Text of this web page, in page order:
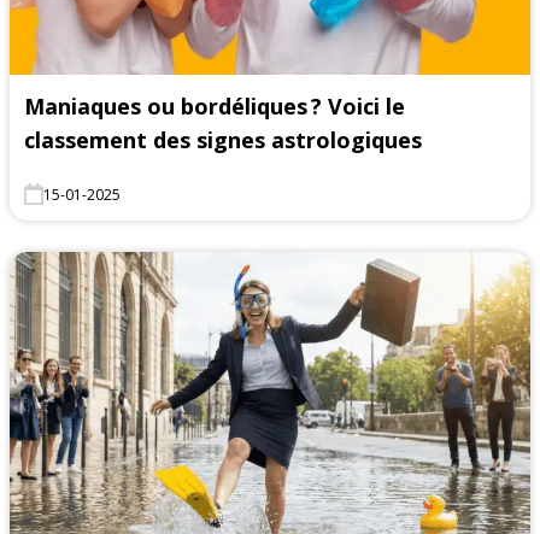
Maniaques ou bordéliques ? Voici le
classement des signes astrologiques
15-01-2025